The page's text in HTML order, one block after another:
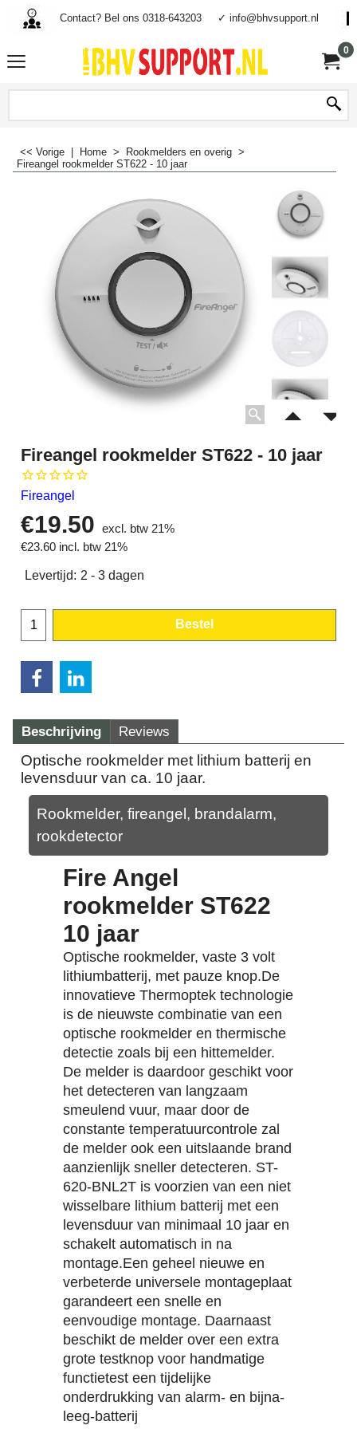
Contact? Bel ons 0318-643203 ✓ info@bhvsupport.nl
0
<< Vorige Home > Rookmelders en overig >
Fireangel rookmelder ST622 - 10 jaar
Fireangel rookmelder ST622 - 10 jaar
Fireangel
€19.50
excl. btw 21%
€23.60 incl. btw 21%
Levertijd: 2 - 3 dagen
Bestel
Beschrijving Reviews
Optische rookmelder met lithium batterij en
levensduur van ca. 10 jaar.
Rookmelder, fireangel, brandalarm,
rookdetector
Fire Angel
rookmelder ST622
10 jaar
Optische rookmelder, vaste 3 volt
lithiumbatterij, met pauze knop.De
innovatieve Thermoptek technologie
is de nieuwste combinatie van een
optische rookmelder en thermische
detectie zoals bij een hittemelder.
De melder is daardoor geschikt voor
het detecteren van langzaam
smeulend vuur, maar door de
constante temperatuurcontrole zal
de melder ook een uitslaande brand
aanzienlijk sneller detecteren. ST-
620-BNL2T is voorzien van een niet
wisselbare lithium batterij met een
levensduur van minimaal 10 jaar en
schakelt automatisch in na
montage.Een geheel nieuwe en
verbeterde universele montageplaat
garandeert een snelle en
eenvoudige montage. Daarnaast
beschikt de melder over een extra
grote testknop voor handmatige
functietest een tijdelijke
onderdrukking van alarm- en bijna-
leeg-batterij